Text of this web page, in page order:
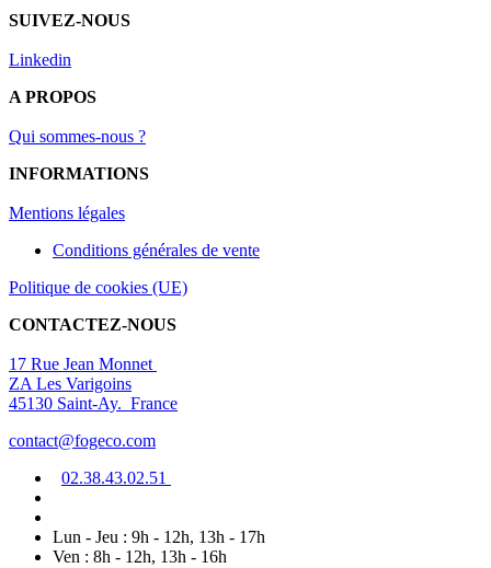
SUIVEZ-NOUS
Linkedin
A PROPOS
Qui sommes-nous ?
INFORMATIONS
Mentions légales
Conditions générales de vente
Politique de cookies (UE)
CONTACTEZ-NOUS
17 Rue Jean Monnet
ZA Les Varigoins
45130 Saint-Ay. France
contact@fogeco.com
02.38.43.02.51
Lun - Jeu : 9h - 12h, 13h - 17h
Ven : 8h - 12h, 13h - 16h